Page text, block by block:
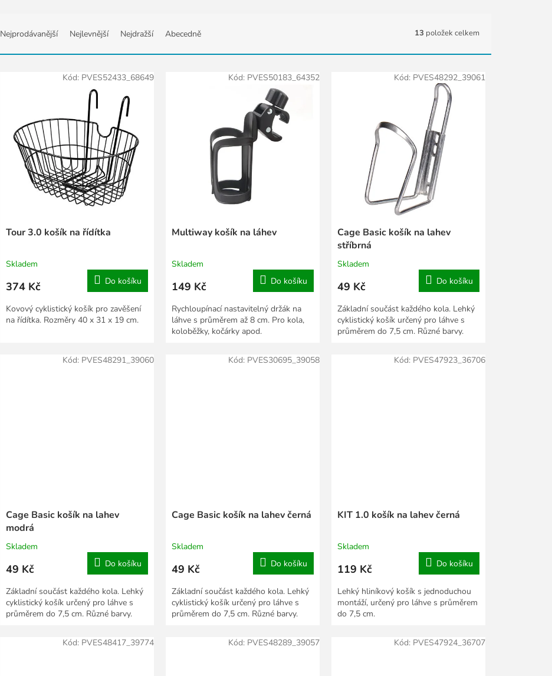
Nejprodávanější Nejlevnější Nejdražší Abecedně 13 položek celkem
Tour 3.0 košík na řídítka
Skladem
374 Kč Do košíku
Kovový cyklistický košík pro zavěšení
na řídítka. Rozměry 40 x 31 x 19 cm.
Kód: PVES52433_68649
Multiway košík na láhev
Skladem
149 Kč Do košíku
Rychloupínací nastavitelný držák na
láhve s průměrem až 8 cm. Pro kola,
koloběžky, kočárky apod.
Kód: PVES50183_64352
Cage Basic košík na lahev
stříbrná
Skladem
49 Kč Do košíku
Základní součást každého kola. Lehký
cyklistický košík určený pro láhve s
průměrem do 7,5 cm. Různé barvy.
Kód: PVES48292_39061
Cage Basic košík na lahev
modrá
Skladem
49 Kč Do košíku
Základní součást každého kola. Lehký
cyklistický košík určený pro láhve s
průměrem do 7,5 cm. Různé barvy.
Kód: PVES48291_39060
Cage Basic košík na lahev černá
Skladem
49 Kč Do košíku
Základní součást každého kola. Lehký
cyklistický košík určený pro láhve s
průměrem do 7,5 cm. Různé barvy.
Kód: PVES30695_39058
KIT 1.0 košík na lahev černá
Skladem
119 Kč Do košíku
Lehký hliníkový košík s jednoduchou
montáží, určený pro láhve s průměrem
do 7,5 cm.
Kód: PVES47923_36706
Kód: PVES48417_39774 Kód: PVES48289_39057 Kód: PVES47924_36707